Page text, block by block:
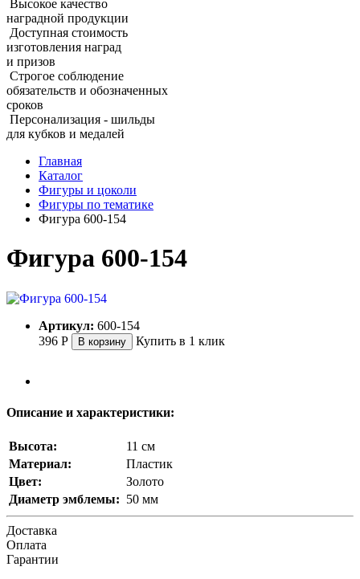
Высокое качество
наградной продукции
Доступная стоимость
изготовления наград
и призов
Строгое соблюдение
обязательств и обозначенных
сроков
Персонализация - шильды
для кубков и медалей
Главная
Каталог
Фигуры и цоколи
Фигуры по тематике
Фигура 600‑154
Фигура 600‑154
Артикул: 600-154
396 Р В корзину Купить в 1 клик
Описание и характеристики:
Высота:
11 см
Материал:
Пластик
Цвет:
Золото
Диаметр эмблемы: 50 мм
Доставка
Оплата
Гарантии